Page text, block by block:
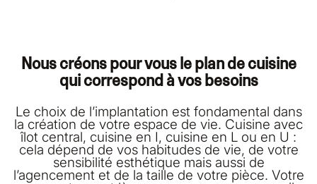
Nous créons pour vous le plan de cuisine
qui correspond à vos besoins
Le choix de l’implantation est fondamental dans
la création de votre espace de vie. Cuisine avec
îlot central, cuisine en I, cuisine en L ou en U :
cela dépend de vos habitudes de vie, de votre
sensibilité esthétique mais aussi de
l’agencement et de la taille de votre pièce. Votre